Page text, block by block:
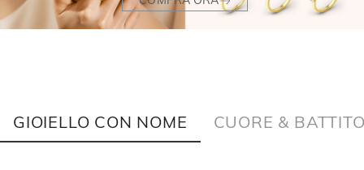
GIOIELLO CON NOME CUORE &